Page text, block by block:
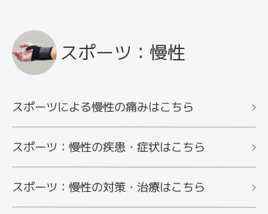
スポーツ：慢性
スポーツによる慢性の痛みはこちら
スポーツ：慢性の疾患・症状はこちら
スポーツ：慢性の対策・治療はこちら